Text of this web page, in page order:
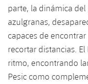
parte, la dinámica
azulgranas,
capaces de
recortar distancias.
ritmo, encontrando
Pesic como